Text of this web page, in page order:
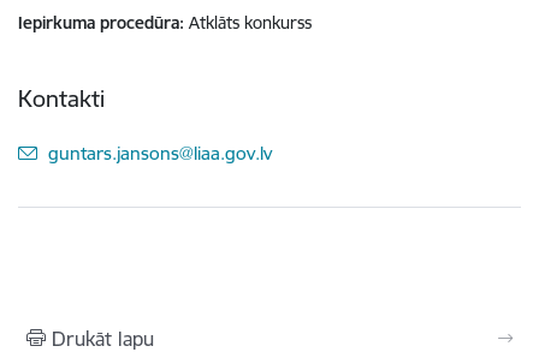
Iepirkuma procedūra Atklāts konkurss
Kontakti
E-pasts:
guntars.jansons@liaa.gov.lv
Drukāt lapu